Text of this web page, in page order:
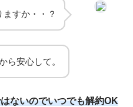
すか・・？
ら安心して。
ないのでいつでも解約OK